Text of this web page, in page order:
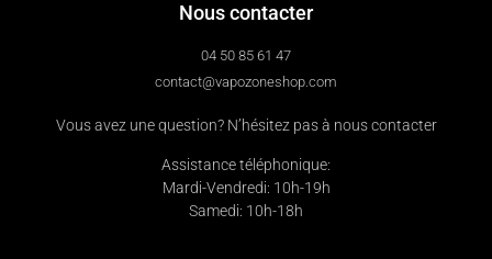
Nous contacter
04 50 85 61 47
contact@vapozoneshop.com
Vous avez une question? N’hésitez pas à nous contacter
Assistance téléphonique:
Mardi-Vendredi: 10h-19h
Samedi: 10h-18h